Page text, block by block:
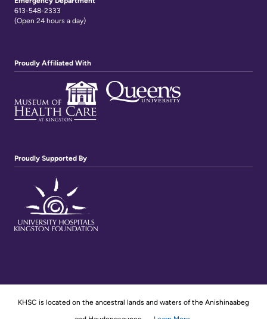
613-548-2333
(Open 24 hours a day)
Proudly Affiliated With
Proudly Supported By
KHSC is located on the ancestral lands and waters of the Anishinaabeg